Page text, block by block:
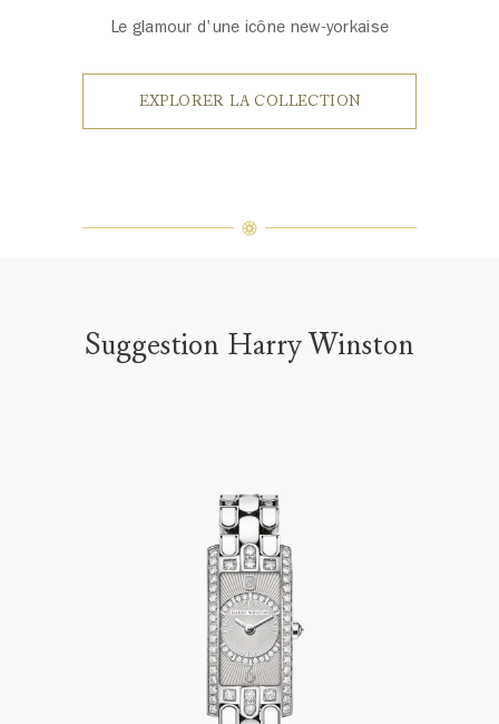
Le glamour d'une icône new-yorkaise
EXPLORER LA COLLECTION
Suggestion Harry Winston